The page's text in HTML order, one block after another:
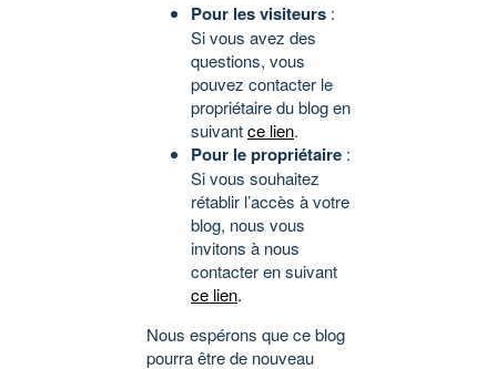
Pour les visiteurs :
Si vous avez des
questions, vous
pouvez contacter le
propriétaire du blog en
suivantce lien.
Pour le propriétaire :
Si vous souhaitez
rétablir l’accès à votre
blog, nous vous
invitons à nous
contacter en suivant
ce lien.
Nous espérons que ce blog
pourra être de nouveau